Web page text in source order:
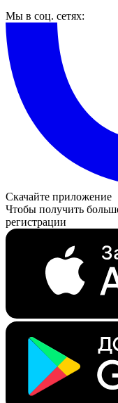
Мы в соц. сетях:
Скачайте приложение
Чтобы получить
регистрации